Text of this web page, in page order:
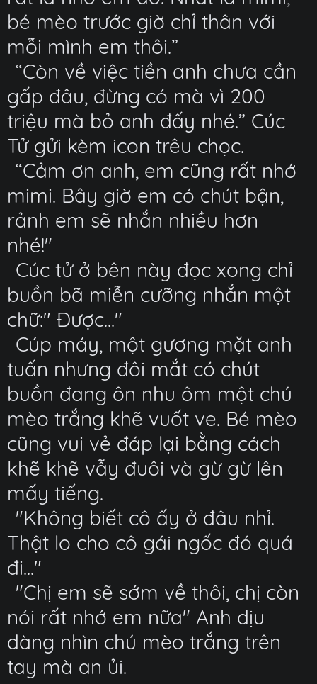
bé mèo trước giờ chỉ thân với
mỗi mình em thôi.”
“Còn về việc tiền anh chưa cần
gấp đâu, đừng có mà vì 200
triệu mà bỏ anh đấy nhé.” Cúc
Tử gửi kèm icon trêu chọc.
“Cảm ơn anh, em cũng rất nhớ
mimi. Bây giờ em có chút bận,
rảnh em sẽ nhắn nhiều hơn
nhé!"
Cúc tử ở bên này đọc xong chỉ
buồn bã miễn cưỡng nhắn một
chữ:" Được..."
Cúp máy, một gương mặt anh
tuấn nhưng đôi mắt có chút
buồn đang ôn nhu ôm một chú
mèo trắng khẽ vuốt ve. Bé mèo
cũng vui vẻ đáp lại bằng cách
khẽ khẽ vẫy đuôi và gừ gừ lên
mấy tiếng.
"Không biết cô ấy ở đâu nhỉ.
Thật lo cho cô gái ngốc đó quá
đi..."
"Chị em sẽ sớm về thôi, chị còn
nói rất nhớ em nữa" Anh dịu
dàng nhìn chú mèo trắng trên
tay mà an ủi.